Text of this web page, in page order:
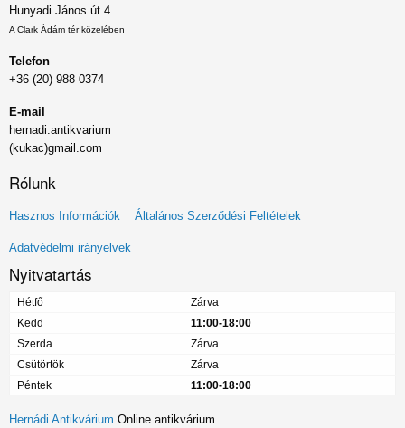
Hunyadi János út 4.
A Clark Ádám tér közelében
Telefon
+36 (20) 988 0374
E-mail
hernadi.antikvarium
(kukac)gmail.com
Rólunk
Lábléc
menü
Hasznos Információk Általános Szerződési Feltételek
Adatvédelmi irányelvek
Nyitvatartás
Hétfő
Zárva
Kedd
11:00-18:00
Szerda
Zárva
Csütörtök
Zárva
Péntek
11:00-18:00
Hernádi Antikvárium Online antikvárium